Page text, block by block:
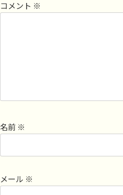
コメント ※
名前 ※
メール ※